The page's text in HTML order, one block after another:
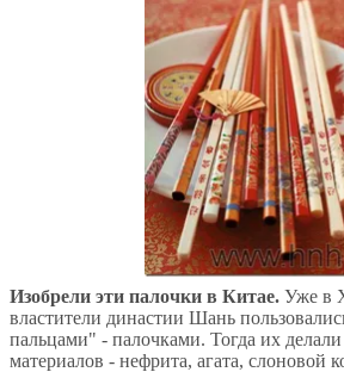
Изобрели эти палочки в Китае. Уже в
властители династии Шань
пальцами" - палочками. Тогда их
материалов - нефрита, агата, слоновой